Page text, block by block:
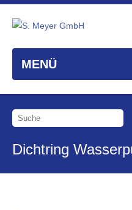
MENÜ
Dichtring